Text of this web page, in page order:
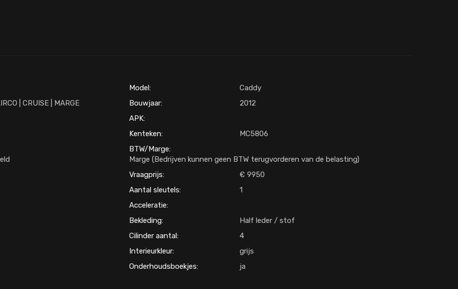
Model:
Caddy
| CRUISE | MARGE Bouwjaar:
2012
APK:
Kenteken: MC5806
BTW/Marge:
Marge (Bedrijven kunnen geen BTW terugvorderen van de belasting)
Vraagprijs:
9950
Aantal sleutels:
1
Acceleratie:
Bekleding:
Half leder / stof
Cilinder aantal:
4
Interieurkleur:
grijs
Onderhoudsboekjes:
ja